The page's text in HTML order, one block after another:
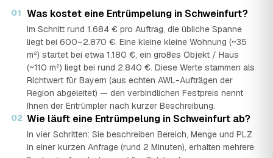
01 Was kostet eine Entrümpelung in Schweinfurt?
Im Schnitt rund 1.684 € pro Auftrag, die übliche Spanne
liegt bei 600–2.870 €. Eine kleine kleine Wohnung (~35
m²) startet bei etwa 1.180 €, ein großes Objekt / Haus
(~110 m²) liegt bei rund 2.840 €. Diese Werte stammen als
Richtwert für Bayern (aus echten AWL-Aufträgen der
Region abgeleitet) — den verbindlichen Festpreis nennt
Ihnen der Entrümpler nach kurzer Beschreibung.
02 Wie läuft eine Entrümpelung in Schweinfurt ab?
In vier Schritten: Sie beschreiben Bereich, Menge und PLZ
in einer kurzen Anfrage (rund 2 Minuten), erhalten mehrere